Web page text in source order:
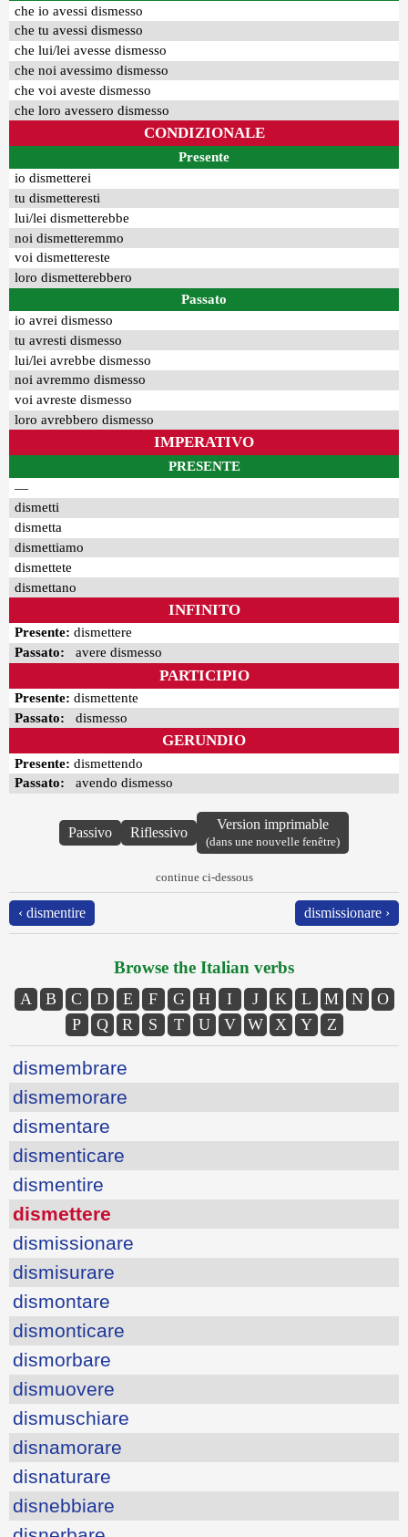
che io avessi dismesso
che tu avessi dismesso
che lui/lei avesse dismesso
che noi avessimo dismesso
che voi aveste dismesso
che loro avessero dismesso
CONDIZIONALE
Presente
io dismetterei
tu dismetteresti
lui/lei dismetterebbe
noi dismetteremmo
voi dismettereste
loro dismetterebbero
Passato
io avrei dismesso
tu avresti dismesso
lui/lei avrebbe dismesso
noi avremmo dismesso
voi avreste dismesso
loro avrebbero dismesso
IMPERATIVO
PRESENTE
—
dismetti
dismetta
dismettiamo
dismettete
dismettano
INFINITO
Presente: dismettere
Passato: avere dismesso
PARTICIPIO
Presente: dismettente
Passato: dismesso
GERUNDIO
Presente: dismettendo
Passato: avendo dismesso
Passivo Riflessivo
Version imprimable
(dans une nouvelle fenêtre)
continue ci-dessous
‹ dismentire dismissionare ›
Browse the Italian verbs
A B C D E F G H I J K L M N
O
P
Q R S T U V W X Y Z
dismembrare
dismemorare
dismentare
dismenticare
dismentire
dismettere
dismissionare
dismisurare
dismontare
dismonticare
dismorbare
dismuovere
dismuschiare
disnamorare
disnaturare
disnebbiare